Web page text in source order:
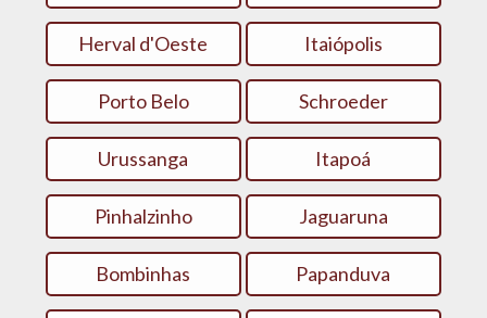
Herval d'Oeste Itaiópolis
Porto Belo Schroeder
Urussanga Itapoá
Pinhalzinho Jaguaruna
Bombinhas Papanduva